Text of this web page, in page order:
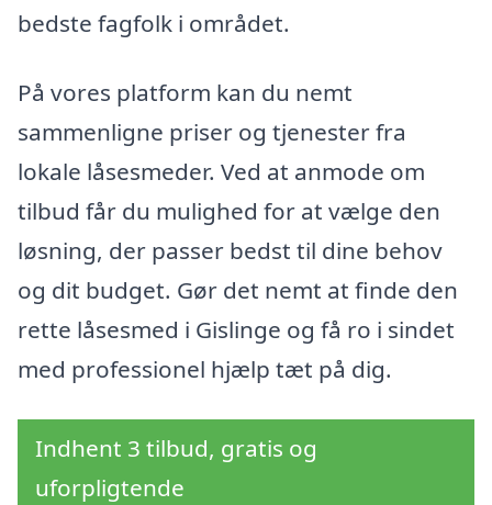
bedste fagfolk i området.
På vores platform kan du nemt
sammenligne priser og tjenester fra
lokale låsesmeder. Ved at anmode om
tilbud får du mulighed for at vælge den
løsning, der passer bedst til dine behov
og dit budget. Gør det nemt at finde den
rette låsesmed i Gislinge og få ro i sindet
med professionel hjælp tæt på dig.
Indhent 3 tilbud, gratis og
uforpligtende